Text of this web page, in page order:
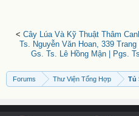
< Cây Lúa Và Kỹ Thuật Thâm
Ts. Nguyễn Văn Hoan, 339 Trang|
Gs. Ts. Lê Hồng Mận | Pgs.
Forums Thư Viện Tổng Hợp Tủ